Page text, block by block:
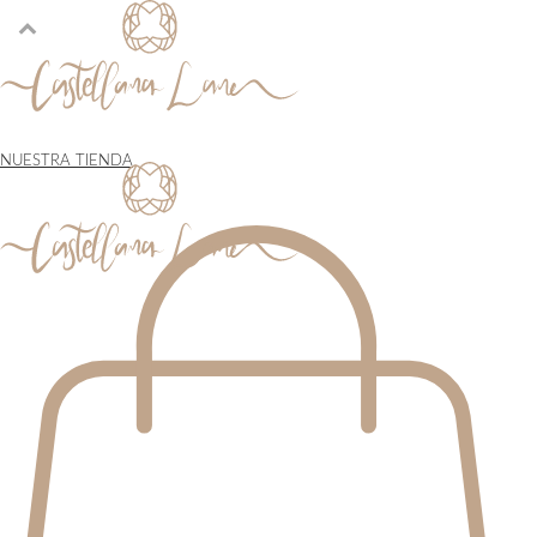
NUESTRA TIENDA